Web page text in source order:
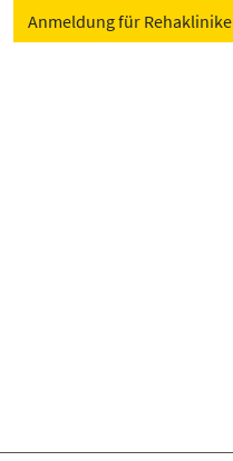
Anmeldung für